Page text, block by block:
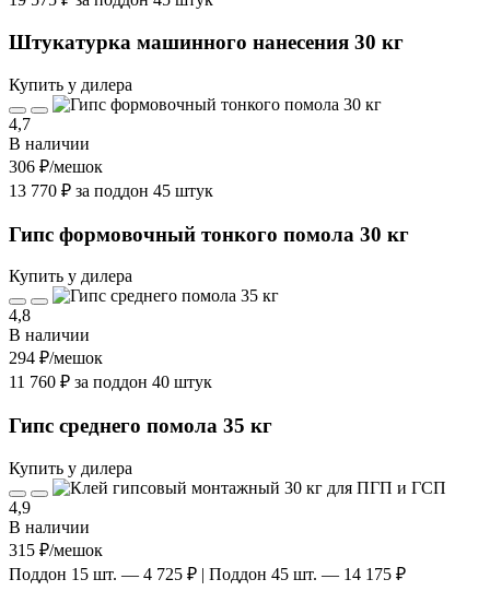
Штукатурка машинного нанесения 30 кг
Купить у дилера
4,7
В наличии
306 ₽/мешок
13 770 ₽ за поддон 45 штук
Гипс формовочный тонкого помола 30 кг
Купить у дилера
4,8
В наличии
294 ₽/мешок
11 760 ₽ за поддон 40 штук
Гипс среднего помола 35 кг
Купить у дилера
4,9
В наличии
315 ₽/мешок
Поддон 15 шт. — 4 725 ₽ | Поддон 45 шт. — 14 175 ₽